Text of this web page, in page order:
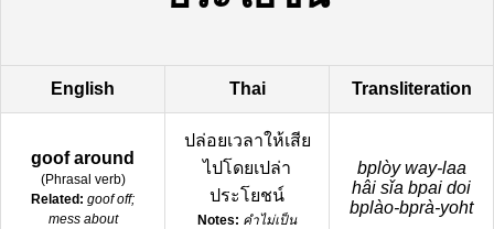
English Thai Transliteration
goof around
(Phrasal verb)
Related: goof off;
mess about
ปล่อยเวลาให้เสีย
ไปโดยเปล่า
ประโยชน์
Notes: คำไม่เป็น
bplòy way-laa
hâi sǐa bpai doi
bplào-bprà-yoht